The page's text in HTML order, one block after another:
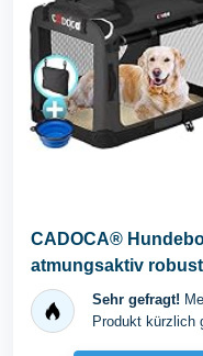
CADOCA®
atmungsaktiv
Transporttasche...
Sehr gefragt!
Produkt kürzlich